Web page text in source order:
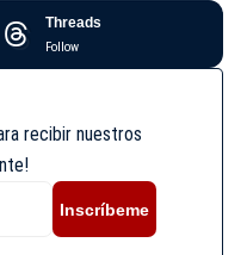
Threads
Follow
recibir nuestros
Inscríbeme